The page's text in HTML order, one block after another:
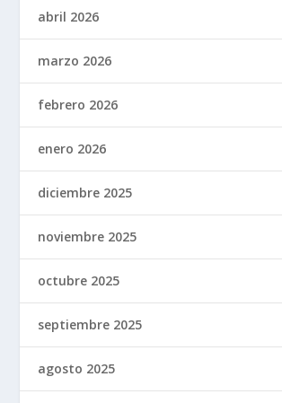
abril 2026
marzo 2026
febrero 2026
enero 2026
diciembre 2025
noviembre 2025
octubre 2025
septiembre 2025
agosto 2025